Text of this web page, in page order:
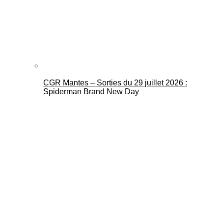
CGR Mantes – Sorties du 29 juillet 2026 :
Spiderman Brand New Day